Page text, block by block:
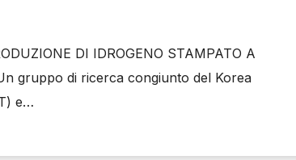
DI IDROGENO STAMPATO A
gruppo di ricerca congiunto del Korea
e…